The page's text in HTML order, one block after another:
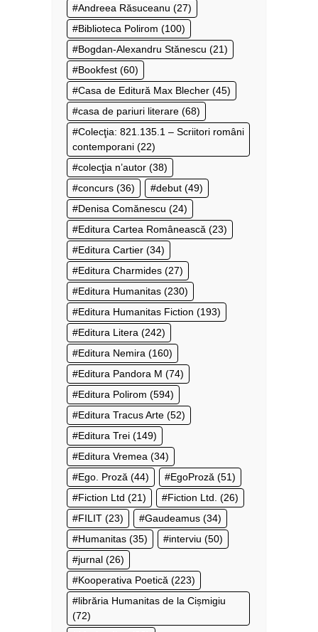
Andreea Răsuceanu (27)
Biblioteca Polirom (100)
Bogdan-Alexandru Stănescu (21)
Bookfest (60)
Casa de Editură Max Blecher (45)
casa de pariuri literare (68)
Colecţia: 821.135.1 – Scriitori români
contemporani (22)
colecţia n’autor (38)
concurs (36) debut (49)
Denisa Comănescu (24)
Editura Cartea Românească (23)
Editura Cartier (34)
Editura Charmides (27)
Editura Humanitas (230)
Editura Humanitas Fiction (193)
Editura Litera (242)
Editura Nemira (160)
Editura Pandora M (74)
Editura Polirom (594)
Editura Tracus Arte (52)
Editura Trei (149)
Editura Vremea (34)
Ego. Proză (44) EgoProză (51)
Fiction Ltd (21) Fiction Ltd. (26)
FILIT (23) Gaudeamus (34)
Humanitas (35) interviu (50)
jurnal (26)
Kooperativa Poetică (223)
librăria Humanitas de la Cișmigiu
(72)